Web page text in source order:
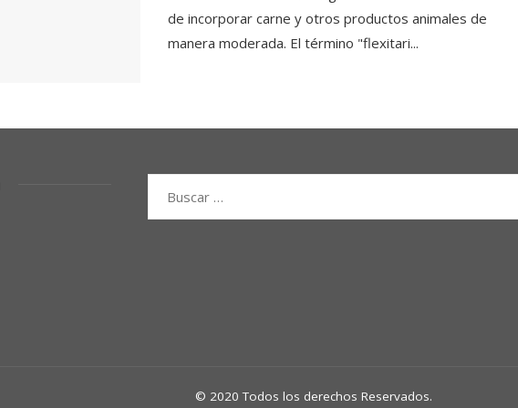
de incorporar carne y otros productos animales de
manera moderada. El término "flexitari...
© 2020 Todos los derechos Reservados.